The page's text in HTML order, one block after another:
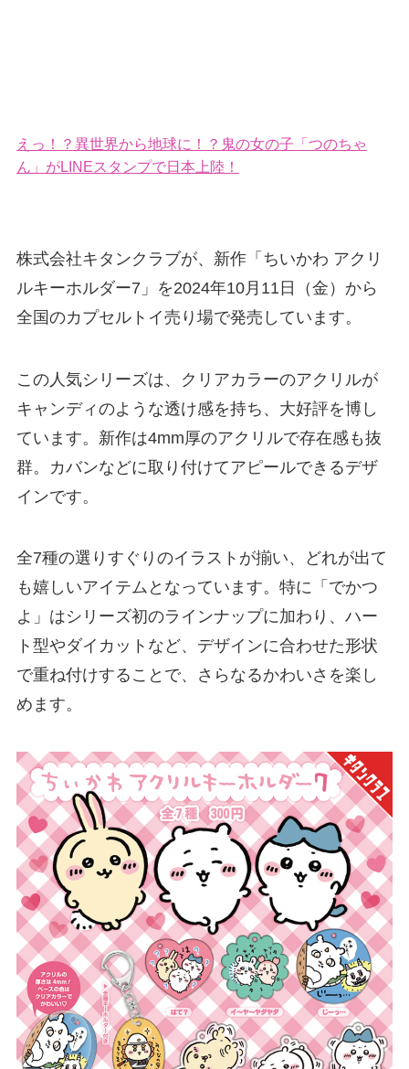
えっ！？異世界から地球に！？鬼の女の子「つのちゃ
ん」がLINEスタンプで日本上陸！
株式会社キタンクラブが、新作「ちいかわ アクリ
ルキーホルダー7」を2024年10月11日（金）から
全国のカプセルトイ売り場で発売しています。
この人気シリーズは、クリアカラーのアクリルが
キャンディのような透け感を持ち、大好評を博し
ています。新作は4mm厚のアクリルで存在感も抜
群。カバンなどに取り付けてアピールできるデザ
インです。
全7種の選りすぐりのイラストが揃い、どれが出て
も嬉しいアイテムとなっています。特に「でかつ
よ」はシリーズ初のラインナップに加わり、ハー
ト型やダイカットなど、デザインに合わせた形状
で重ね付けすることで、さらなるかわいさを楽し
めます。